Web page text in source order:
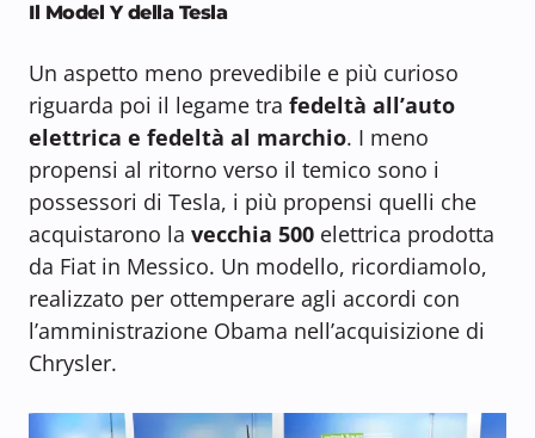
Il Model Y della Tesla
Un aspetto meno prevedibile e più curioso
riguarda poi il legame tra fedeltà all’auto
elettrica e fedeltà al marchio. I meno
propensi al ritorno verso il temico sono i
possessori di Tesla, i più propensi quelli che
acquistarono la vecchia 500 elettrica prodotta
da Fiat in Messico. Un modello, ricordiamolo,
realizzato per ottemperare agli accordi con
l’amministrazione Obama nell’acquisizione di
Chrysler.